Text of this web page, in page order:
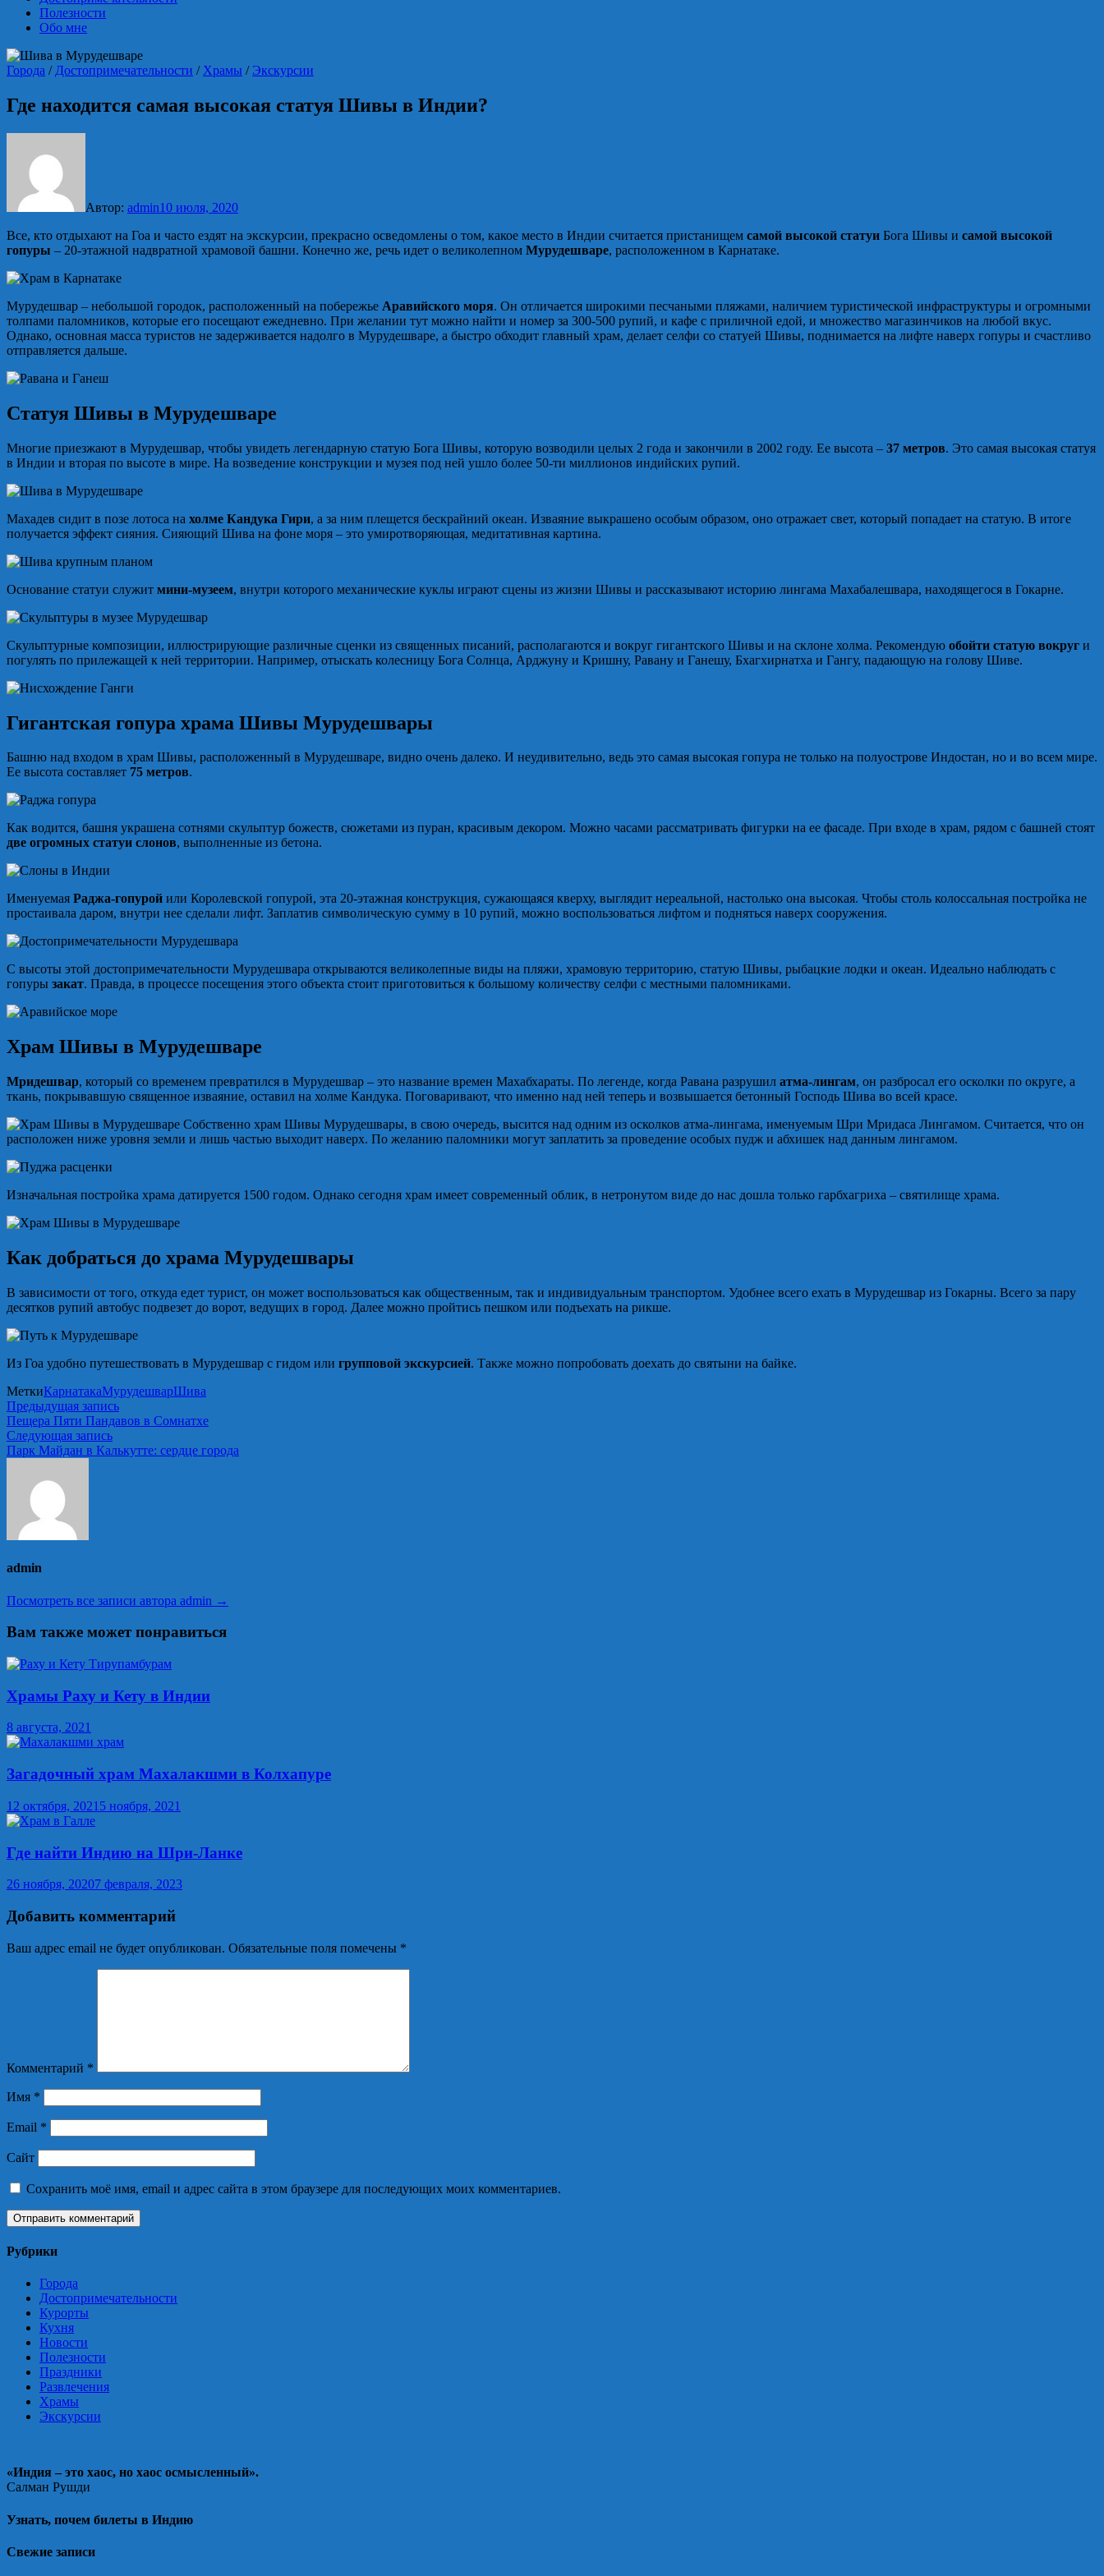
Полезности
Обо мне
Города / Достопримечательности / Храмы / Экскурсии
Где находится самая высокая статуя Шивы в Индии?
Автор: admin10 июля, 2020
Все, кто отдыхают на Гоа и часто ездят на экскурсии, прекрасно осведомлены о том, какое место в Индии считается пристанищем самой высокой статуи Бога Шивы и самой высокой
гопуры – 20-этажной надвратной храмовой башни. Конечно же, речь идет о великолепном Мурудешваре, расположенном в Карнатаке.
Мурудешвар – небольшой городок, расположенный на побережье Аравийского моря. Он отличается широкими песчаными пляжами, наличием туристической инфраструктуры и огромными
толпами паломников, которые его посещают ежедневно. При желании тут можно найти и номер за 300-500 рупий, и кафе с приличной едой, и множество магазинчиков на любой вкус.
Однако, основная масса туристов не задерживается надолго в Мурудешваре, а быстро обходит главный храм, делает селфи со статуей Шивы, поднимается на лифте наверх гопуры и счастливо
отправляется дальше.
Статуя Шивы в Мурудешваре
Многие приезжают в Мурудешвар, чтобы увидеть легендарную статую Бога Шивы, которую возводили целых 2 года и закончили в 2002 году. Ее высота – 37 метров. Это самая высокая статуя
в Индии и вторая по высоте в мире. На возведение конструкции и музея под ней ушло более 50-ти миллионов индийских рупий.
Махадев сидит в позе лотоса на холме Кандука Гири, а за ним плещется бескрайний океан. Изваяние выкрашено особым образом, оно отражает свет, который попадает на статую. В итоге
получается эффект сияния. Сияющий Шива на фоне моря – это умиротворяющая, медитативная картина.
Основание статуи служит мини-музеем, внутри которого механические куклы играют сцены из жизни Шивы и рассказывают историю лингама Махабалешвара, находящегося в Гокарне.
Скульптурные композиции, иллюстрирующие различные сценки из священных писаний, располагаются и вокруг гигантского Шивы и на склоне холма. Рекомендую обойти статую вокруг и
погулять по прилежащей к ней территории. Например, отыскать колесницу Бога Солнца, Арджуну и Кришну, Равану и Ганешу, Бхагхирнатха и Гангу, падающую на голову Шиве.
Гигантская гопура храма Шивы Мурудешвары
Башню над входом в храм Шивы, расположенный в Мурудешваре, видно очень далеко. И неудивительно, ведь это самая высокая гопура не только на полуострове Индостан, но и во всем мире.
Ее высота составляет 75 метров.
Как водится, башня украшена сотнями скульптур божеств, сюжетами из пуран, красивым декором. Можно часами рассматривать фигурки на ее фасаде. При входе в храм, рядом с башней стоят
две огромных статуи слонов, выполненные из бетона.
Именуемая Раджа-гопурой или Королевской гопурой, эта 20-этажная конструкция, сужающаяся кверху, выглядит нереальной, настолько она высокая. Чтобы столь колоссальная постройка не
простаивала даром, внутри нее сделали лифт. Заплатив символическую сумму в 10 рупий, можно воспользоваться лифтом и подняться наверх сооружения.
С высоты этой достопримечательности Мурудешвара открываются великолепные виды на пляжи, храмовую территорию, статую Шивы, рыбацкие лодки и океан. Идеально наблюдать с
гопуры закат. Правда, в процессе посещения этого объекта стоит приготовиться к большому количеству селфи с местными паломниками.
Храм Шивы в Мурудешваре
Мридешвар, который со временем превратился в Мурудешвар – это название времен Махабхараты. По легенде, когда Равана разрушил атма-лингам, он разбросал его осколки по округе, а
ткань, покрывавшую священное изваяние, оставил на холме Кандука. Поговаривают, что именно над ней теперь и возвышается бетонный Господь Шива во всей красе.
Собственно храм Шивы Мурудешвары, в свою очередь, высится над одним из осколков атма-лингама, именуемым Шри Мридаса Лингамом. Считается, что он
расположен ниже уровня земли и лишь частью выходит наверх. По желанию паломники могут заплатить за проведение особых пудж и абхишек над данным лингамом.
Изначальная постройка храма датируется 1500 годом. Однако сегодня храм имеет современный облик, в нетронутом виде до нас дошла только гарбхагриха – святилище храма.
Как добраться до храма Мурудешвары
В зависимости от того, откуда едет турист, он может воспользоваться как общественным, так и индивидуальным транспортом. Удобнее всего ехать в Мурудешвар из Гокарны. Всего за пару
десятков рупий автобус подвезет до ворот, ведущих в город. Далее можно пройтись пешком или подъехать на рикше.
Из Гоа удобно путешествовать в Мурудешвар с гидом или групповой экскурсией. Также можно попробовать доехать до святыни на байке.
МеткиКарнатакаМурудешварШива
Навигация
по
записям
Предыдущая записьПредыдущая
запись:
Пещера Пяти Пандавов в Сомнатхе
Следующая записьСледующая
запись:
Парк Майдан в Калькутте: сердце города
admin
Посмотреть все записи автора admin →
Вам также может понравиться
Храмы Раху и Кету в Индии
8 августа, 2021
Загадочный храм Махалакшми в Колхапуре
12 октября, 2021 5 ноября, 2021
Где найти Индию на Шри-Ланке
26 ноября, 20207 февраля, 2023
Добавить комментарий
Ваш адрес email не будет опубликован. Обязательные поля помечены *
Комментарий *
Имя *
Email *
Сайт
Сохранить моё имя, email и адрес сайта в этом браузере для последующих моих комментариев.
Рубрики
Города
Достопримечательности
Курорты
Кухня
Новости
Полезности
Праздники
Развлечения
Храмы
Экскурсии
«Индия – это хаос, но хаос осмысленный».
Салман Рушди
Узнать, почем билеты в Индию
Свежие записи